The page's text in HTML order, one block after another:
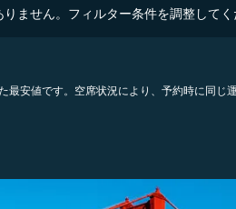
ません。フィルター条件を調整してく
安値です。空席状況により、予約時に同